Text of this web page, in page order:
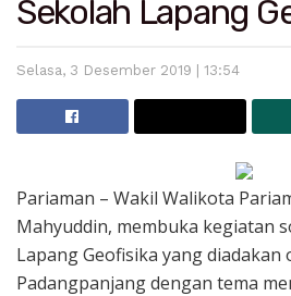
Sekolah Lapang
Selasa, 3 Desember 2019 | 13:54
Pariaman – Wakil Walikota
Mahyuddin, membuka kegiatan
Lapang Geofisika yang diadakan
Padangpanjang dengan tema